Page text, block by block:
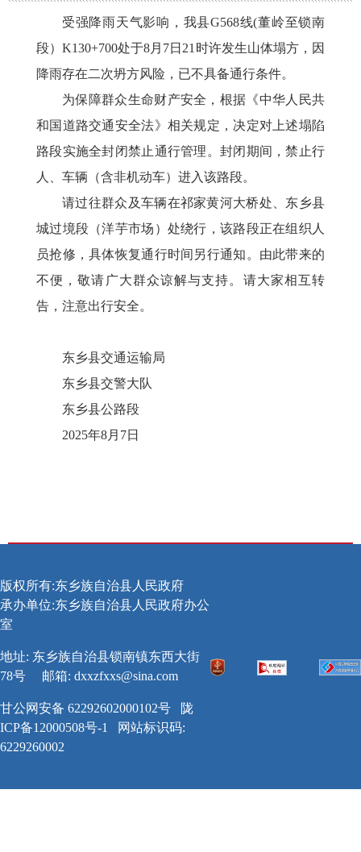
受强降雨天气影响，我县G568线(董岭至锁南
段）K130+700处于8月7日21时许发生山体塌方，因
降雨存在二次坍方风险，已不具备通行条件。
为保障群众生命财产安全，根据《中华人民共
和国道路交通安全法》相关规定，决定对上述塌陷
路段实施全封闭禁止通行管理。封闭期间，禁止行
人、车辆（含非机动车）进入该路段。
请过往群众及车辆在祁家黄河大桥处、东乡县
城过境段（洋芋市场）处绕行，该路段正在组织人
员抢修，具体恢复通行时间另行通知。由此带来的
不便，敬请广大群众谅解与支持。请大家相互转
告，注意出行安全。
东乡县交通运输局
东乡县交警大队
东乡县公路段
2025年8月7日
版权所有:东乡族自治县人民政府
承办单位:东乡族自治县人民政府办公
室
地址: 东乡族自治县锁南镇东西大街
78号
邮箱: dxxzfxxs@sina.com
甘公网安备 62292602000102号
陇
ICP备12000508号-1
网站标识码:
6229260002